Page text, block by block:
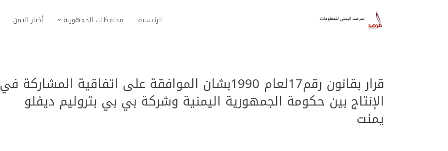
الرئيسية محافظات الجمهورية أخبار اليمن
قرار بقانون رقم17لعام 1990بشان الموافقة على اتفاقية المشاركة في
الإنتاج بين حكومة الجمهورية اليمنية وشركة بي بي بتروليم ديفلو
يمنت